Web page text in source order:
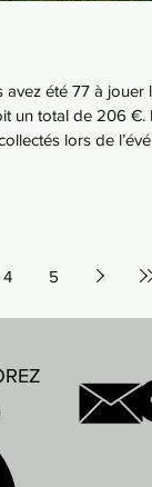
été 77 à
total de 206 €.
lors de
4 5